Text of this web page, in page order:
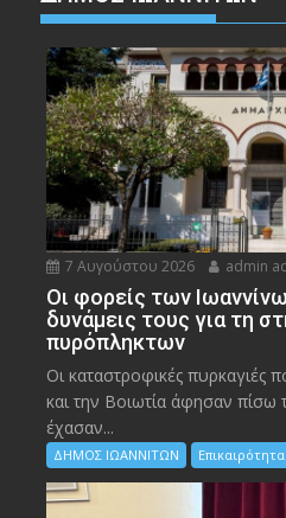
7 Αυγούστου 2026 admin
Οι φορείς των
δυνάμεις τους για τη
πυρόπληκτων
Οι καταστροφικές πυρκαγιές
και την Bοιωτία άφησαν
έχασαν...
ΔΗΜΟΣ ΙΩΑΝΝΙΤΩΝ Επικαιρότητα